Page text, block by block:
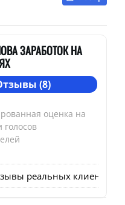
ЗАРАБОТОК НА
(8)
оценка на
голосов
реальных клиентов